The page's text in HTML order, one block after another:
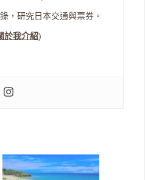
，研究日本交通與票券。
於我介紹)